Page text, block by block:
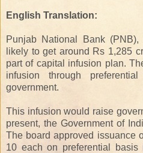
English Translation:
Punjab National Bank
likely to get around Rs 1,285
part of capital infusion plan.
infusion through
government.
This infusion would raise
present, the Government of
The board approved issuance
10 each on preferential